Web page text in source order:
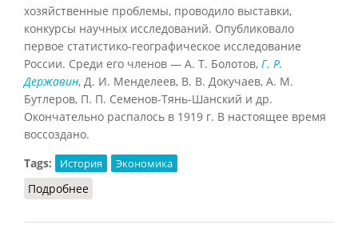
хозяйственные проблемы, проводило выставки,
конкурсы научных исследований. Опубликовало
первое статистико-географическое исследование
России. Среди его членов — А. Т. Болотов, Г. Р.
Державин, Д. И. Менделеев, В. В. Докучаев, А. М.
Бутлеров, П. П. Семенов-Тянь-Шанский и др.
Окончательно распалось в 1919 г. В настоящее время
воссоздано.
Tags:
История Экономика
Подробнее